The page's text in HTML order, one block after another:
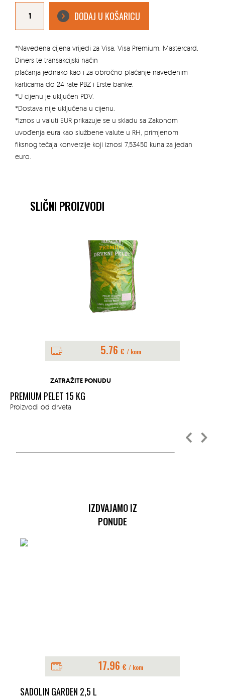
DRVENE
PLOČE
DODAJ U KOŠARICU
*Navedena cijena vrijedi za Visa, Visa Premium, Mastercard,
Diners te transakcijski način
plaćanja jednako kao i za obročno plaćanje navedenim
karticama do 24 rate PBZ i Erste banke.
*U cijenu je uključen PDV.
*Dostava nije uključena u cijenu.
*Iznos u valuti EUR prikazuje se u skladu sa Zakonom
uvođenja eura kao službene valute u RH, primjenom
fiksnog tečaja konverzije koji iznosi 7,53450 kuna za jedan
euro.
SLIČNI PROIZVODI
5.76 € / kom
ZATRAŽITE PONUDU
PREMIUM PELET 15 KG
Proizvodi od drveta
IZDVAJAMO IZ
PONUDE
17.96 € / kom
SADOLIN GARDEN 2,5 L